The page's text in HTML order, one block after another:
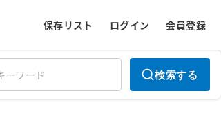
保存リスト ログイン 会員登録
検索する